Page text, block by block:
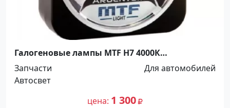
Галогеновые лампы MTF Н7 4000К
Argentum+80% Краснодар
Запчасти
Для автомобилей
Автосвет
цена 1 300